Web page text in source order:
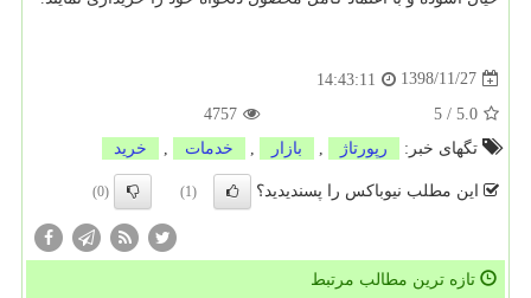
1398/11/27
14:43:11
5.0
/
5
4757
تگهای خبر:
رپورتاژ بازار خدمات خرید
این مطلب نیوباکس را پسندیدید؟ (1)
(0)
تازه ترین مطالب مرتبط